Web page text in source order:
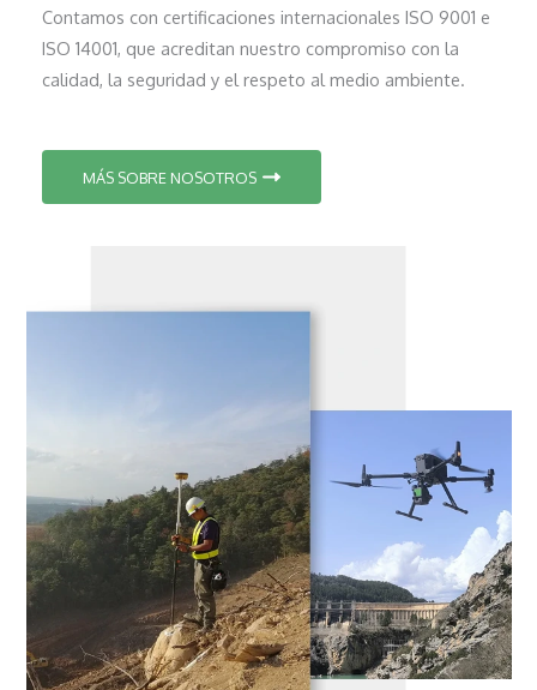
Contamos con certificaciones internacionales ISO 9001 e
ISO 14001, que acreditan nuestro compromiso con la
calidad, la seguridad y el respeto al medio ambiente.
MÁS SOBRE NOSOTROS